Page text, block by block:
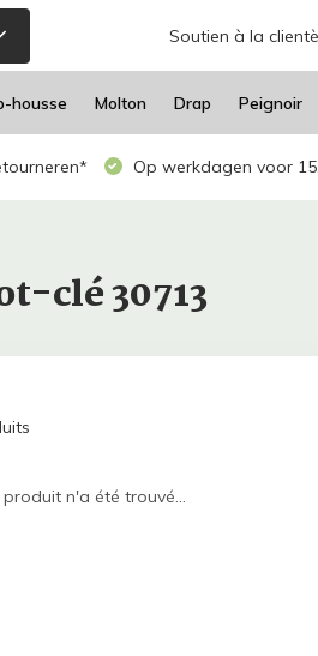
Soutien à la
housse Molton Drap Peignoir
Op werkdagen voor
clé 30713
produit n'a été trouvé...